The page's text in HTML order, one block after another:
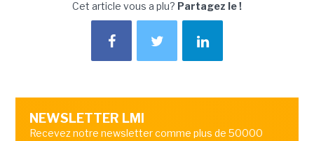
Cet article vous a plu? Partagez le !
NEWSLETTER LMI
Recevez notre newsletter comme plus de 50000